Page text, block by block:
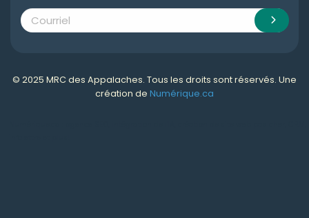
© 2025 MRC des Appalaches. Tous les droits sont réservés. Une
création de Numérique.ca